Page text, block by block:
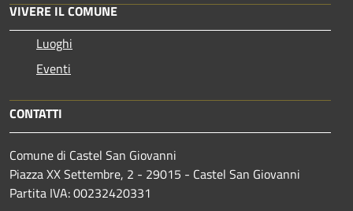
VIVERE IL COMUNE
Luoghi
Eventi
CONTATTI
Comune di Castel San Giovanni
Piazza XX Settembre, 2 - 29015 - Castel San Giovanni
Partita IVA: 00232420331